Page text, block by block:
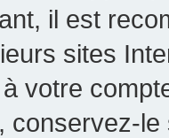
il est
sites
à votre
conservez-